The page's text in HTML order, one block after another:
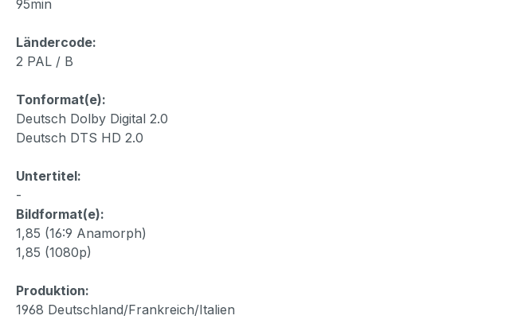
95min
Ländercode:
2 PAL / B
Tonformat(e):
Deutsch Dolby Digital 2.0
Deutsch DTS HD 2.0
Untertitel:
-
Bildformat(e):
1,85 (16:9 Anamorph)
1,85 (1080p)
Produktion:
1968 Deutschland/Frankreich/Italien